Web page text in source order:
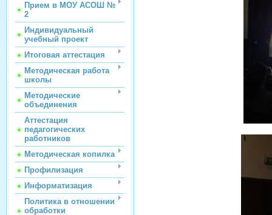
Прием в МОУ АСОШ №
2
Индивидуальный
учебный проект
Итоговая аттестация
Методическая работа
школы
Методические
объединения
Аттестация
педагогических
работников
Методическая копилка
Профилизация
Информатизация
Политика в отношении
обработки